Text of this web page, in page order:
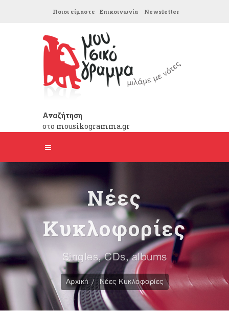
Ποιοι είμαστε Επικοινωνία Newsletter
Αναζήτηση
στο mousikogramma.gr
Νέες
Κυκλοφορίες
Singles, CDs, albums
Αρχική Νέες Κυκλοφορίες